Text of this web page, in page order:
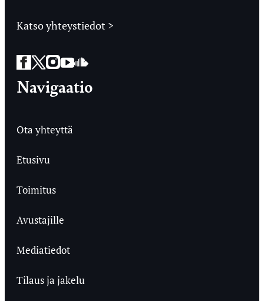
Katso yhteystiedot >
Facebook
Twitter
Instagram
YouTube
SoundCloud
Navigaatio
Ota yhteyttä
Etusivu
Toimitus
Avustajille
Mediatiedot
Tilaus ja jakelu